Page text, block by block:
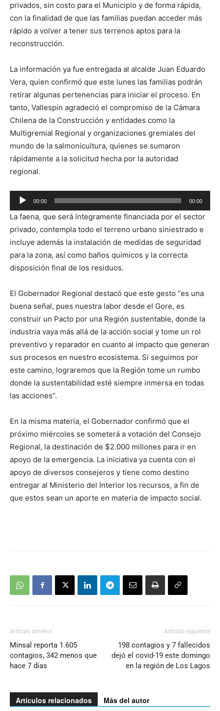
privados, sin costo para el Municipio y de forma rápida,
con la finalidad de que las familias puedan acceder más
rápido a volver a tener sus terrenos aptos para la
reconstrucción.
La información ya fue entregada al alcalde Juan Eduardo
Vera, quien confirmó que este lunes las familias podrán
retirar algunas pertenencias para iniciar el proceso. En
tanto, Vallespin agradeció el compromiso de la Cámara
Chilena de la Construcción y entidades como la
Multigremial Regional y organizaciones gremiales del
mundo de la salmonicultura, quienes se sumaron
rápidamente a la solicitud hecha por la autoridad
regional.
Reproductor
de
audio
00:00 00:00
La faena, que será íntegramente financiada por el sector
privado, contempla todo el terreno urbano siniestrado e
incluye además la instalación de medidas de seguridad
para la zona, así como baños químicos y la correcta
disposición final de los residuos.
El Gobernador Regional destacó que este gesto “es una
buena señal, pues nuestra labor desde el Gore, es
construir un Pacto por una Región sustentable, donde la
industria vaya más allá de la acción social y tome un rol
preventivo y reparador en cuanto al impacto que generan
sus procesos en nuestro ecosistema. Si seguimos por
este camino, lograremos que la Región tome un rumbo
donde la sustentabilidad esté siempre inmersa en todas
las acciones”.
En la misma materia, el Gobernador confirmó que el
próximo miércoles se someterá a votación del Consejo
Regional, la destinación de $2.000 millones para ir en
apoyo de la emergencia. La iniciativa ya cuenta con el
apoyo de diversos consejeros y tiene como destino
entregar al Ministerio del Interior los recursos, a fin de
que estos sean un aporte en materia de impacto social.
Artículo anterior
Minsal reporta 1.605
contagios, 342 menos que
hace 7 días
Artículo siguiente
198 contagios y 7 fallecidos
dejó el covid-19 este domingo
en la región de Los Lagos
Artículos relacionados Más del autor